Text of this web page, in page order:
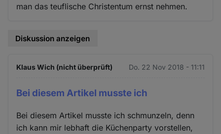
man das teuflische Christentum ernst nehmen.
Diskussion anzeigen
Klaus Wich (nicht überprüft) Do. 22 Nov 2018 - 11:11
Bei diesem Artikel musste ich
Bei diesem Artikel musste ich schmunzeln, denn
ich kann mir lebhaft die Küchenparty vorstellen,